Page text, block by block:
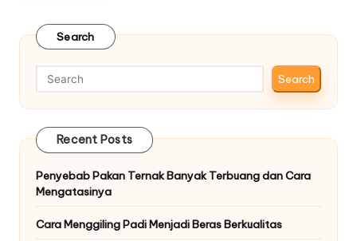
Search
Search
Recent Posts
Penyebab Pakan Ternak Banyak Terbuang dan Cara
Mengatasinya
Cara Menggiling Padi Menjadi Beras Berkualitas